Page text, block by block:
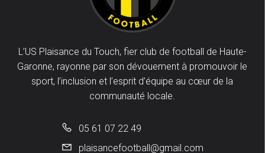
L’US Plaisance du Touch, fier club de football de Haute-
Garonne, rayonne par son dévouement à promouvoir le
sport, l’inclusion et l’esprit d’équipe au cœur de la
communauté locale.
05 61 07 22 49
plaisancefootball@gmail.com